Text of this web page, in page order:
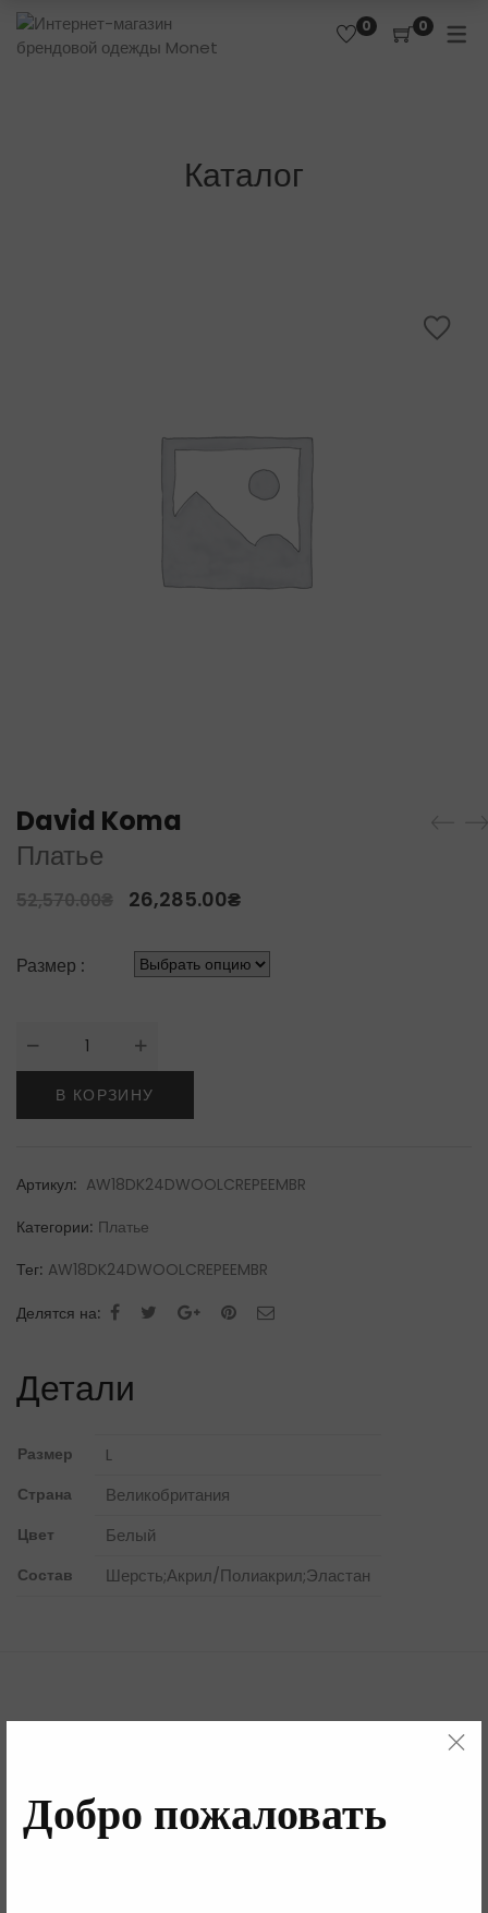
Добро пожаловать
0 0
Каталог
David Koma
Платье
52,570.00₴ 26,285.00₴
Размер :
Количество
товара
David
KomaПлатье
В КОРЗИНУ
Артикул: AW18DK24DWOOLCREPEEMBR
Категории: Платье
Тег: AW18DK24DWOOLCREPEEMBR
Делятся на:
Детали
Размер L
Страна Великобритания
Цвет Белый
Состав Шерсть;Акрил/Полиакрил;Эластан